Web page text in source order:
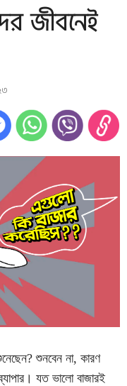
জীবনেই
শুনবেন না, কারণ
যত ভালো বাজারই